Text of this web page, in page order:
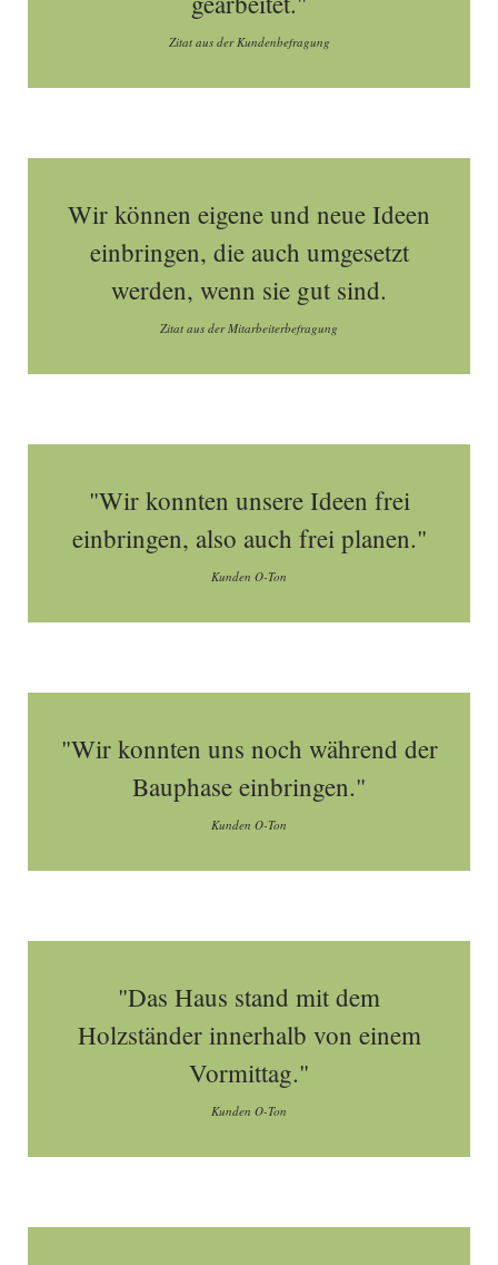
Zitat aus der Kundenbefragung
Wir können eigene und neue Ideen
einbringen, die auch umgesetzt
werden, wenn sie gut sind.
Zitat aus der Mitarbeiterbefragung
"Wir konnten unsere Ideen frei
einbringen, also auch frei planen."
Kunden O-Ton
"Wir konnten uns noch während der
Bauphase einbringen."
Kunden O-Ton
"Das Haus stand mit dem
Holzständer innerhalb von einem
Vormittag."
Kunden O-Ton